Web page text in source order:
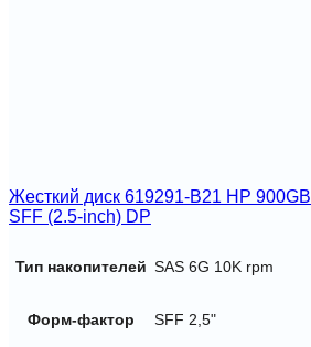
Жесткий диск 619291-B21 HP
SFF (2.5-inch) DP
Тип накопителей SAS 6G 10K rpm
Форм-фактор SFF 2,5"